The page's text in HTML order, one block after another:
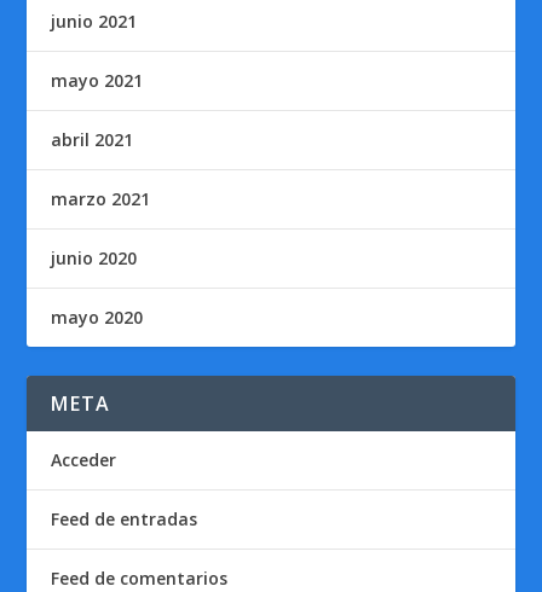
junio 2021
mayo 2021
abril 2021
marzo 2021
junio 2020
mayo 2020
META
Acceder
Feed de entradas
Feed de comentarios